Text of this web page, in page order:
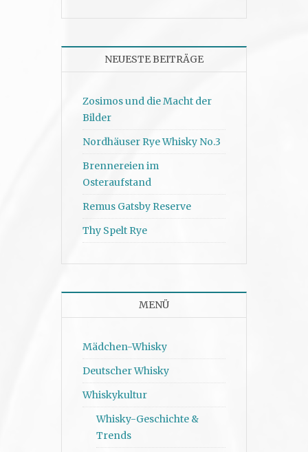
NEUESTE BEITRÄGE
Zosimos und die Macht der
Bilder
Nordhäuser Rye Whisky No.3
Brennereien im
Osteraufstand
Remus Gatsby Reserve
Thy Spelt Rye
MENÜ
Mädchen-Whisky
Deutscher Whisky
Whiskykultur
Whisky-Geschichte &
Trends